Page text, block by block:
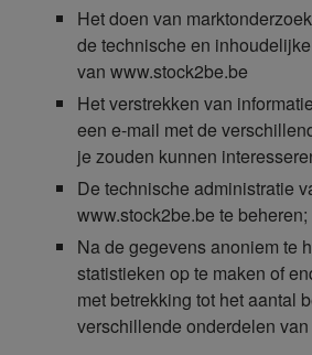
Het doen van
de technische en
van www.stock2be.be
Het verstrekken van
een e-mail met de
je zouden kunnen
De technische administratie
www.stock2be.be te beheren;
Na de gegevens anoniem te
statistieken op te maken of
met betrekking tot het aantal
verschillende onderdelen